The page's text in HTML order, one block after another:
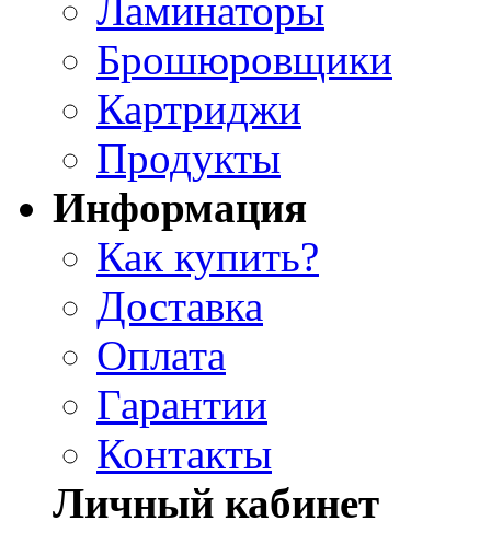
Ламинаторы
Брошюровщики
Картриджи
Продукты
Информация
Как купить?
Доставка
Оплата
Гарантии
Контакты
Личный кабинет